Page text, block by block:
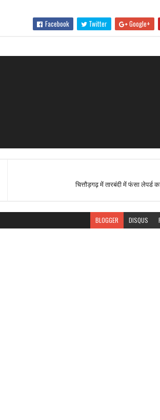
Facebook Twitter Google+
चित्तौड़गढ़ में तारबंदी में फंसा लेपर्ड
BLOGGER DISQUS